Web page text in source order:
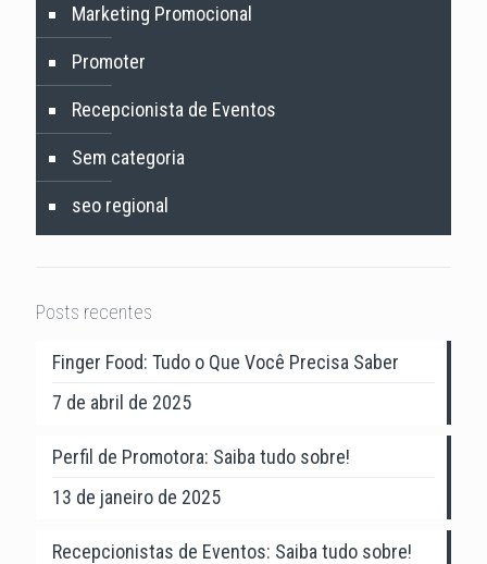
Marketing Promocional
Promoter
Recepcionista de Eventos
Sem categoria
seo regional
Posts recentes
Finger Food: Tudo o Que Você Precisa Saber
7 de abril de 2025
Perfil de Promotora: Saiba tudo sobre!
13 de janeiro de 2025
Recepcionistas de Eventos: Saiba tudo sobre!